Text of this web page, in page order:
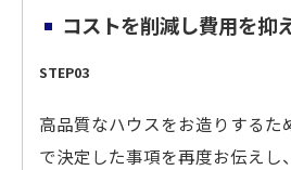
コストを削減し費用を抑
STEP03
高品質なハウスをお造りするた
で決定した事項を再度お伝えし